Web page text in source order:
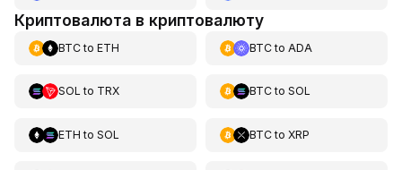
Криптовалюта в криптовалюту
BTCto ETH BTCto ADA
SOL to TRX BTCto SOL
ETH to SOL BTCto XRP